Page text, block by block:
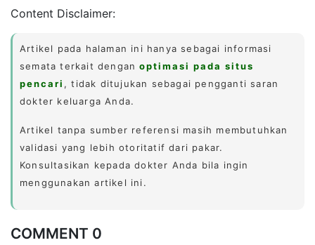
Content Disclaimer:
Artikel pada halaman ini hanya sebagai informasi
semata terkait denganoptimasi pada situs
pencari , tidak ditujukan sebagai pengganti saran
dokter keluarga Anda.
Artikel tanpa sumber referensi masih membutuhkan
validasi yang lebih otoritatif dari pakar.
Konsultasikan kepada dokter Anda bila ingin
menggunakan artikel ini.
COMMENT 0